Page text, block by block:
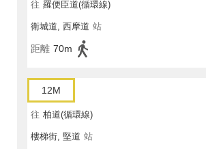
往 羅便臣道(循環線)
衛城道, 西摩道 站
距離 70m
12M
往 柏道(循環線)
樓梯街, 堅道 站